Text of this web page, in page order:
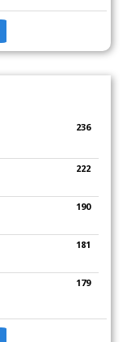
236
222
190
181
179